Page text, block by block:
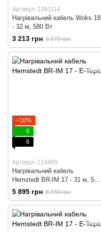
Артикул: 1091114
Нагрівальний кабель Woks 18
- 32 м, 580 Вт
3 213 грн 3 570 грн
−10%
6
6
Артикул: 214869
Нагрівальний кабель
Hemstedt BR-IM 17 - 31 м, 500
вт
5 895 грн 6 550 грн